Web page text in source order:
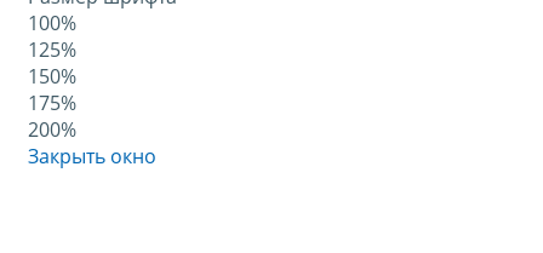
100%
125%
150%
175%
200%
Закрыть окно